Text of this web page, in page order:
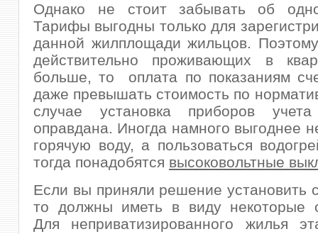
Однако не стоит забывать об
Тарифы выгодны только для
данной жилплощади жильцов.
действительно проживающих в
больше, то оплата по показаниям
даже превышать стоимость по
случае установка приборов
оправдана. Иногда намного выгоднее
горячую воду, а пользоваться
тогда понадобятся высоковольтные
Если вы приняли решение установить
то должны иметь в виду некоторые
Для неприватизированного жилья